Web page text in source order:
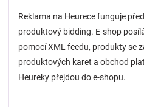
Reklama na Heurece funguje
produktový bidding. E-shop
pomocí XML feedu, produkty se
produktových karet a obchod
Heureky přejdou do e-shopu.